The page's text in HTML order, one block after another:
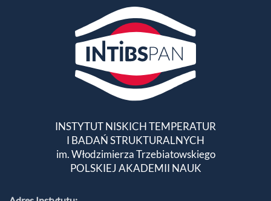
INSTYTUT NISKICH TEMPERATUR
I BADAŃ STRUKTURALNYCH
im. Włodzimierza Trzebiatowskiego
POLSKIEJ AKADEMII NAUK